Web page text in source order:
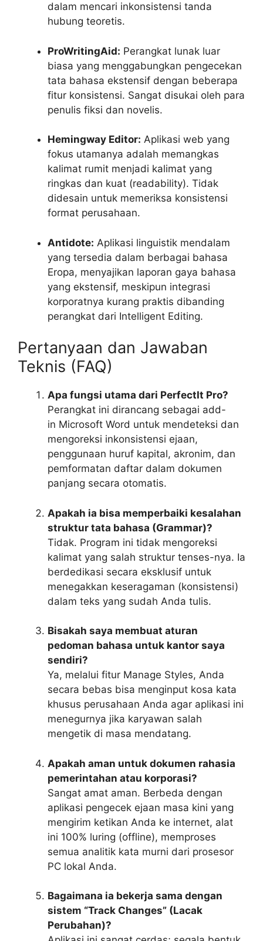
dalam mencari inkonsistensi tanda
hubung teoretis.
ProWritingAid: Perangkat lunak luar
biasa yang menggabungkan pengecekan
tata bahasa ekstensif dengan beberapa
fitur konsistensi. Sangat disukai oleh para
penulis fiksi dan novelis.
Hemingway Editor: Aplikasi web yang
fokus utamanya adalah memangkas
kalimat rumit menjadi kalimat yang
ringkas dan kuat (readability). Tidak
didesain untuk memeriksa konsistensi
format perusahaan.
Antidote: Aplikasi linguistik mendalam
yang tersedia dalam berbagai bahasa
Eropa, menyajikan laporan gaya bahasa
yang ekstensif, meskipun integrasi
korporatnya kurang praktis dibanding
perangkat dari Intelligent Editing.
Pertanyaan dan Jawaban
Teknis (FAQ)
Apa fungsi utama dari PerfectIt Pro?
Perangkat ini dirancang sebagai add-
in Microsoft Word untuk mendeteksi dan
mengoreksi inkonsistensi ejaan,
penggunaan huruf kapital, akronim, dan
pemformatan daftar dalam dokumen
panjang secara otomatis.
Apakah ia bisa memperbaiki kesalahan
struktur tata bahasa (Grammar)?
Tidak. Program ini tidak mengoreksi
kalimat yang salah struktur tenses-nya. Ia
berdedikasi secara eksklusif untuk
menegakkan keseragaman (konsistensi)
dalam teks yang sudah Anda tulis.
Bisakah saya membuat aturan
pedoman bahasa untuk kantor saya
sendiri?
Ya, melalui fitur Manage Styles, Anda
secara bebas bisa menginput kosa kata
khusus perusahaan Anda agar aplikasi ini
menegurnya jika karyawan salah
mengetik di masa mendatang.
Apakah aman untuk dokumen rahasia
pemerintahan atau korporasi?
Sangat amat aman. Berbeda dengan
aplikasi pengecek ejaan masa kini yang
mengirim ketikan Anda ke internet, alat
ini 100% luring (offline), memproses
semua analitik kata murni dari prosesor
PC lokal Anda.
Bagaimana ia bekerja sama dengan
sistem “Track Changes” (Lacak
Perubahan)?